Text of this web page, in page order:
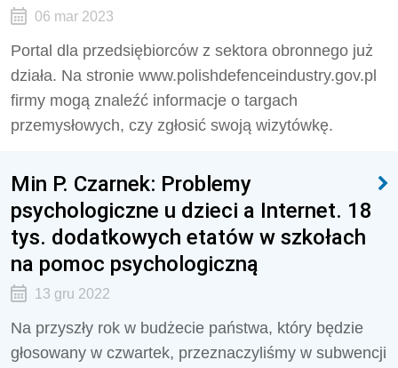
06 mar 2023
Portal dla przedsiębiorców z sektora obronnego już
działa. Na stronie www.polishdefenceindustry.gov.pl
firmy mogą znaleźć informacje o targach
przemysłowych, czy zgłosić swoją wizytówkę.
Min P. Czarnek: Problemy
psychologiczne u dzieci a Internet. 18
tys. dodatkowych etatów w szkołach
na pomoc psychologiczną
13 gru 2022
Na przyszły rok w budżecie państwa, który będzie
głosowany w czwartek, przeznaczyliśmy w subwencji